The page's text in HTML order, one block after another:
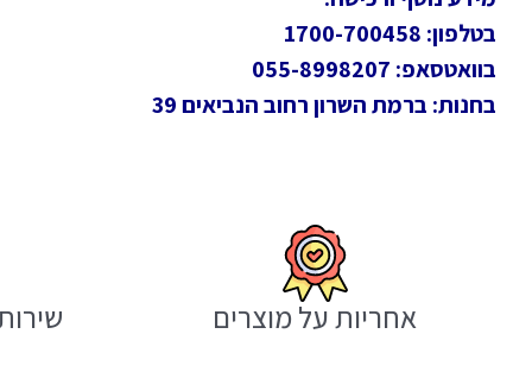
בטלפון: 1700-700458
בוואטסאפ: 055-8998207
בחנות: ברמת השרון רחוב הנביאים 39
אחריות על מוצרים